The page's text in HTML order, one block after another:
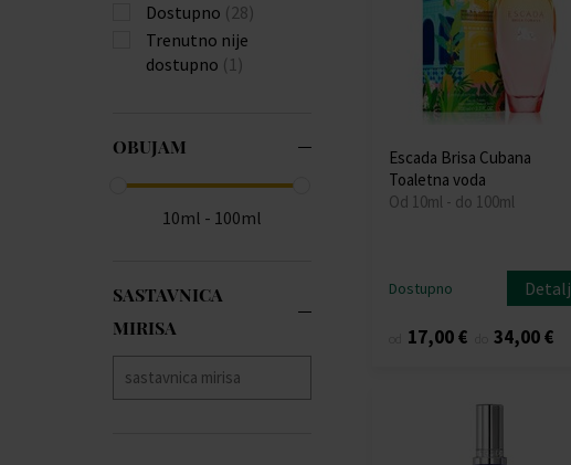
Dostupno (28)
Trenutno nije
dostupno (1)
OBUJAM
10ml - 100ml
SASTAVNICA
MIRISA
Escada Brisa Cubana
Toaletna voda
Od 10ml - do 100ml
Dostupno Detalj
17,00 € 34,00 €